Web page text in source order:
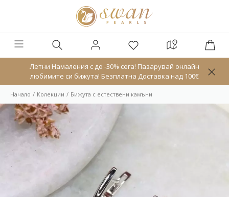
Летни Намаления с до -30% сега! Пазарувай онлайн
любимите си бижута! Безплатна Доставка над 100€
Начало Колекции Бижута с естествени камъни